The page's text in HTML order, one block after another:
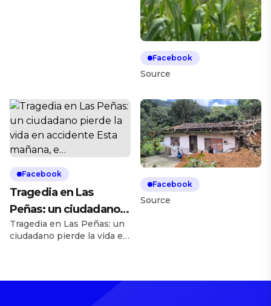
Facebook
Source
Facebook
Tragedia en Las
Peñas: un ciudadano
pierde la vida en
accidente Esta
Tragedia en Las Peñas: un
ciudadano pierde la vida en
vehículo de transporte
Facebook
Source